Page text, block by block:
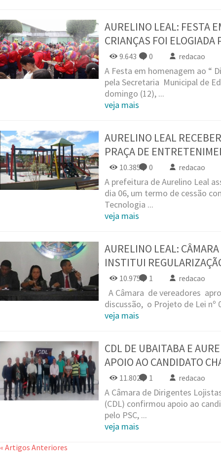
AURELINO LEAL: FESTA
CRIANÇAS FOI ELOGIADA
9.643 0 redacao
A Festa em homenagem ao “
pela Secretaria Municipal de
domingo (12), ...
veja mais
AURELINO LEAL
PRAÇA DE
10.385 0 redacao
A prefeitura de Aurelino Leal
dia 06, um termo de cessão
Tecnologia ...
veja mais
AURELINO LEAL:
INSTITUI
10.975 1 redacao
A Câmara de vereadores
discussão, o Projeto de Lei nº
veja mais
CDL DE UBAITABA E
APOIO AO CANDIDATO
11.802 1 redacao
A Câmara de Dirigentes
(CDL) confirmou apoio ao
pelo PSC, ...
veja mais
« Artigos Anteriores